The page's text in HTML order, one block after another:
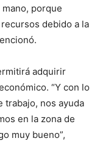
porque
debido a la
adquirir
“Y con lo
trabajo, nos ayuda
en la zona de
muy bueno”,